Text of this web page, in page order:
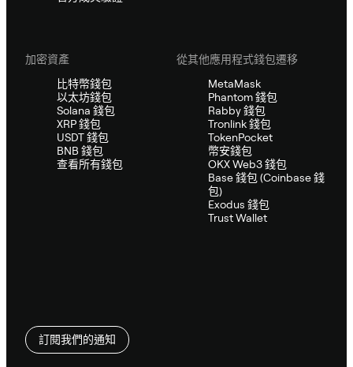
加密資產
比特幣錢包
以太坊錢包
Solana 錢包
XRP 錢包
USDT 錢包
BNB 錢包
查看所有錢包
從其他應用程式錢包遷移
MetaMask
Phantom 錢包
Rabby 錢包
Tronlink 錢包
TokenPocket
幣安錢包
OKX Web3 錢包
Base 錢包 (Coinbase 錢
包)
Exodus 錢包
Trust Wallet
訂閱我們的通知